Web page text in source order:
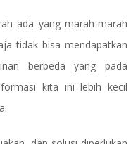
ada yang marah-marah
tidak bisa mendapatkan
berbeda yang pada
kita ini lebih kecil